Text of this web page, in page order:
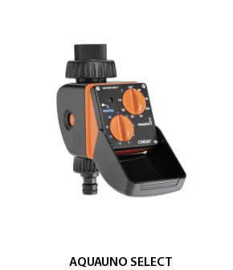
AQUAUNO SELECT